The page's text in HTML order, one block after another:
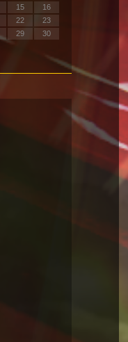
15
16
22
23
29
30